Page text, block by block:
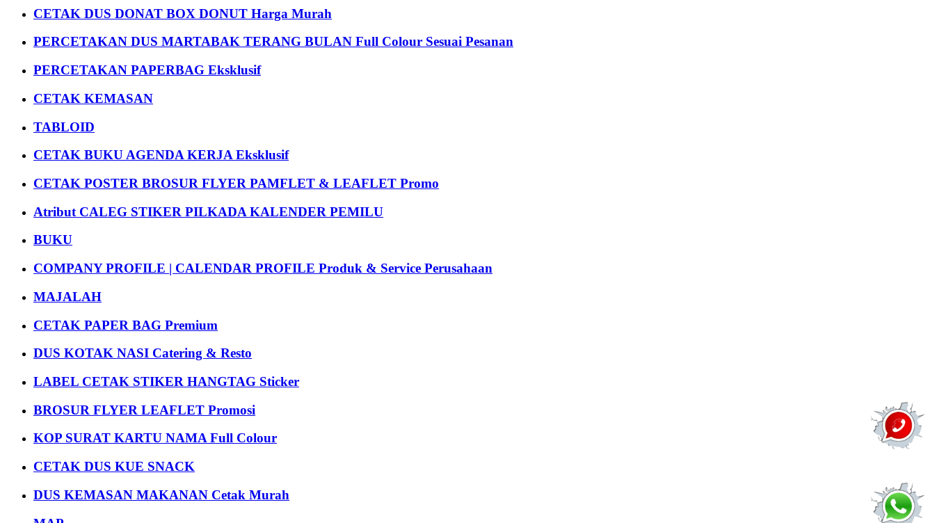
CETAK DUS DONAT BOX DONUT Harga Murah
PERCETAKAN DUS MARTABAK TERANG BULAN Full Colour Sesuai Pesanan
PERCETAKAN PAPERBAG Eksklusif
CETAK KEMASAN
TABLOID
CETAK BUKU AGENDA KERJA Eksklusif
CETAK POSTER BROSUR FLYER PAMFLET & LEAFLET Promo
Atribut CALEG STIKER PILKADA KALENDER PEMILU
BUKU
COMPANY PROFILE | CALENDAR PROFILE Produk & Service Perusahaan
MAJALAH
CETAK PAPER BAG Premium
DUS KOTAK NASI Catering & Resto
LABEL CETAK STIKER HANGTAG Sticker
BROSUR FLYER LEAFLET Promosi
KOP SURAT KARTU NAMA Full Colour
CETAK DUS KUE SNACK
DUS KEMASAN MAKANAN Cetak Murah